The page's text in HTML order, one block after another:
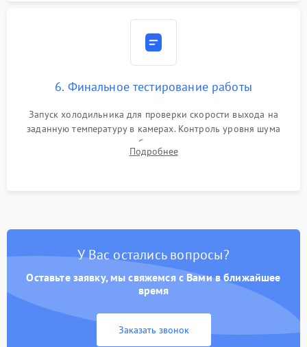
6. Финальное тестирование работы
Запуск холодильника для проверки скорости выхода на
заданную температуру в камерах. Контроль уровня шума
компрессора, отсутствия обмерзания стенок и корректного
срабатывания системы автоматической оттайки.
Подробнее
У Вас остались вопросы?
Оставьте заявку, мы свяжемся с Вами в ближайшее
время
Заказать звонок